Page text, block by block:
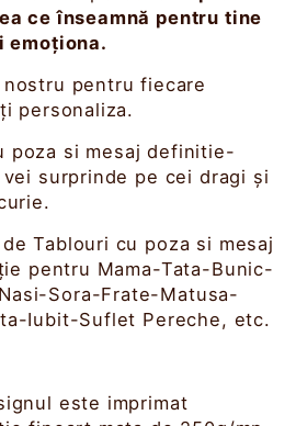
ce înseamnă pentru tine
emoționa.
pentru fiecare
personaliza.
poza si mesaj definitie-
surprinde pe cei dragi și
Tablouri cu poza si mesaj
pentru Mama-Tata-Bunic-
Sora-Frate-Matusa-
Iubit-Suflet Pereche, etc.
este imprimat